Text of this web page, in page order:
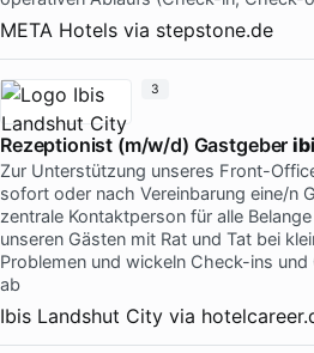
META Hotels via stepstone.de
Rezeptionist (m/w/d) Gastgeber
Zur Unterstützung unseres Front-
sofort oder nach Vereinbarung eine/n
zentrale Kontaktperson für alle
unseren Gästen mit Rat und Tat bei
Problemen und wickeln Check-ins
ab
Ibis Landshut City via
3